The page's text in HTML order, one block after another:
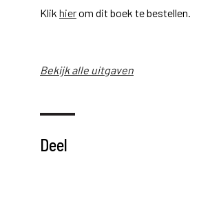
Klik hierom dit boek te bestellen.
Bekijk alle uitgaven
Deel